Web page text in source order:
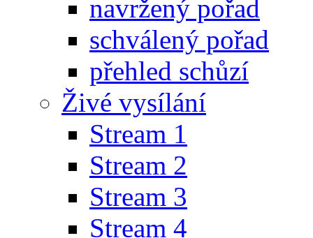
navržený pořad
schválený pořad
přehled schůzí
Živé vysílání
Stream 1
Stream 2
Stream 3
Stream 4